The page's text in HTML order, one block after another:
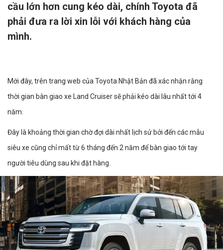
cầu lớn hơn cung kéo dài, chính Toyota đã
phải đưa ra lời xin lỗi với khách hàng của
mình.
Mới đây, trên trang web của Toyota Nhật Bản đã xác nhận rằng
thời gian bàn giao xe Land Cruiser sẽ phải kéo dài lâu nhất tới 4
năm.
Đây là khoảng thời gian chờ đợi dài nhất lịch sử bởi đến các mẫu
siêu xe cũng chỉ mất từ 6 tháng đến 2 năm để bàn giao tới tay
người tiêu dùng sau khi đặt hàng.